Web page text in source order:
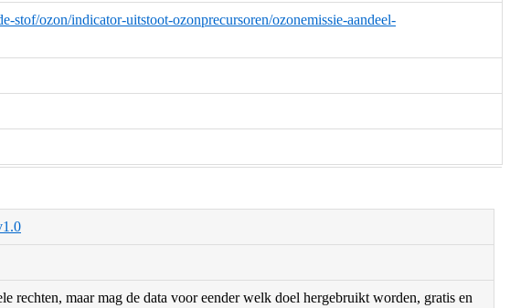
ozon/indicator-uitstoot-ozonprecursoren/ozonemissie-aandeel-
rechten, maar mag de data voor eender welk doel hergebruikt worden, gratis en